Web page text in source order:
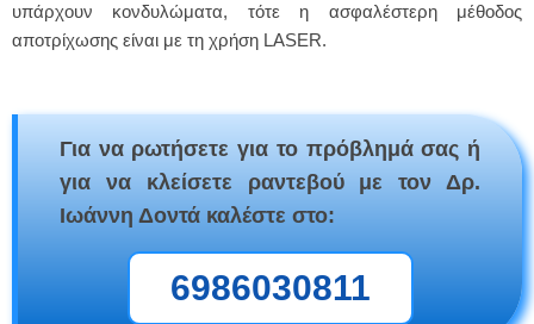
υπάρχουν κονδυλώματα, τότε η ασφαλέστερη μέθοδος
αποτρίχωσης είναι με τη χρήση LASER.
Για να ρωτήσετε για το πρόβλημά σας ή
για να κλείσετε ραντεβού με τον Δρ.
Ιωάννη Δοντά καλέστε στο:
6986030811